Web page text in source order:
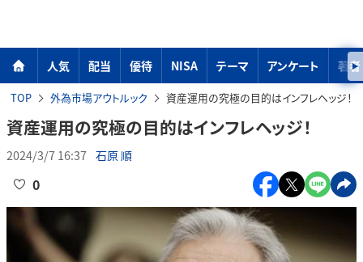
人気 配当 優待 NISA テーマ アンケート 著者
TOP 外為市場アウトルック 資産運用の究極の目的はインフレヘッジ！
資産運用の究極の目的はインフレヘッジ！
2024/3/7 16:37 石原 順
0